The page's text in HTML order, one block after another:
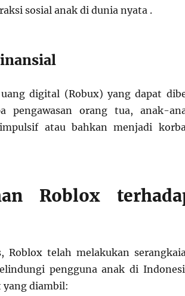
sosial anak di dunia nyata .
digital (Robux) yang dapat
pengawasan orang tua, anak-
atau bahkan menjadi
Roblox
Roblox telah melakukan
pengguna anak di
diambil: